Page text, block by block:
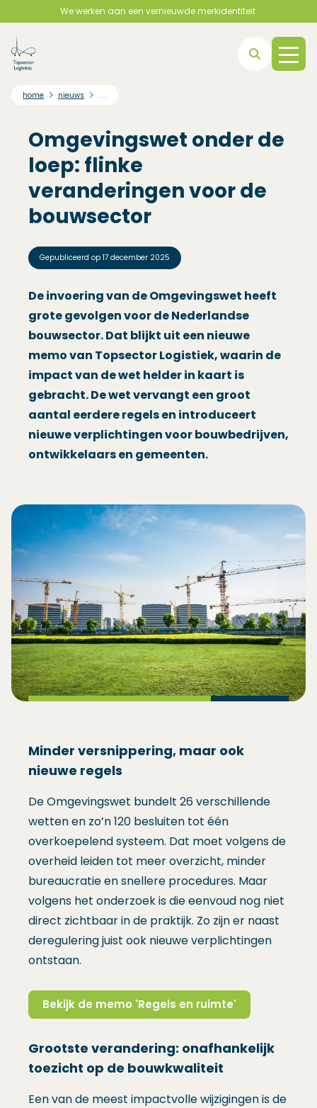
Direct naar hoofdinhoud
Direct naar hoofdnavigatie
Direct naar footer
We werken aan een vernieuwde merkidentiteit.
home nieuws ....
Omgevingswet onder de
loep: flinke
veranderingen voor de
bouwsector
Gepubliceerd op 17 december 2025
De invoering van de Omgevingswet heeft
grote gevolgen voor de Nederlandse
bouwsector. Dat blijkt uit een nieuwe
memo van Topsector Logistiek, waarin de
impact van de wet helder in kaart is
gebracht. De wet vervangt een groot
aantal eerdere regels en introduceert
nieuwe verplichtingen voor bouwbedrijven,
ontwikkelaars en gemeenten.
Minder versnippering, maar ook
nieuwe regels
De Omgevingswet bundelt 26 verschillende
wetten en zo’n 120 besluiten tot één
overkoepelend systeem. Dat moet volgens de
overheid leiden tot meer overzicht, minder
bureaucratie en snellere procedures. Maar
volgens het onderzoek is die eenvoud nog niet
direct zichtbaar in de praktijk. Zo zijn er naast
deregulering juist ook nieuwe verplichtingen
ontstaan.
Bekijk de memo 'Regels en ruimte'
(Opent in een nieuw venster)
Grootste verandering: onafhankelijk
toezicht op de bouwkwaliteit
Een van de meest impactvolle wijzigingen is de